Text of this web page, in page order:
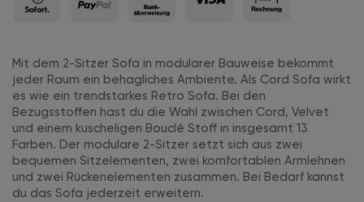
Mit dem 2-Sitzer Sofa in modularer Bauweise bekommt
jeder Raum ein behagliches Ambiente. Als Cord Sofa wirkt
es wie ein trendstarkes Retro Sofa. Bei den
Bezugsstoffen hast du die Wahl zwischen Cord, Velvet
und einem kuscheligen Bouclé Stoff in insgesamt 13
Farben. Der modulare 2-Sitzer setzt sich aus zwei
bequemen Sitzelementen, zwei komfortablen Armlehnen
und zwei Rückenelementen zusammen. Bei Bedarf kannst
du das Sofa jederzeit erweitern.